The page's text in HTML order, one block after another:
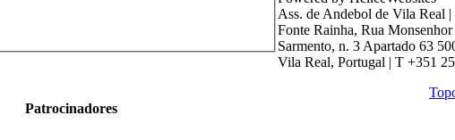
Patrocinadores
Ass. de Andebol de Vila Real |
Fonte Rainha, Rua Monsenhor
Sarmento, n. 3 Apartado 63
Vila Real, Portugal | T +351